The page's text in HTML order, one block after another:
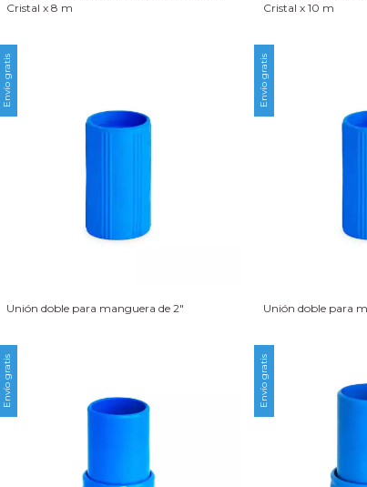
Cristal x 8 m
Cristal x 10 m
Envío gratis
Unión doble para manguera de 2″
Envío gratis
Unión doble para
Envío gratis Envío gratis